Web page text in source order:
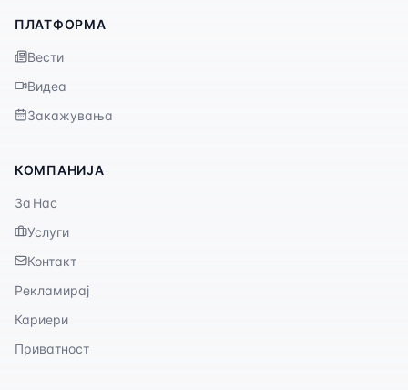
ПЛАТФОРМА
Вести
Видеа
Закажувања
КОМПАНИЈА
За Нас
Услуги
Контакт
Рекламирај
Кариери
Приватност